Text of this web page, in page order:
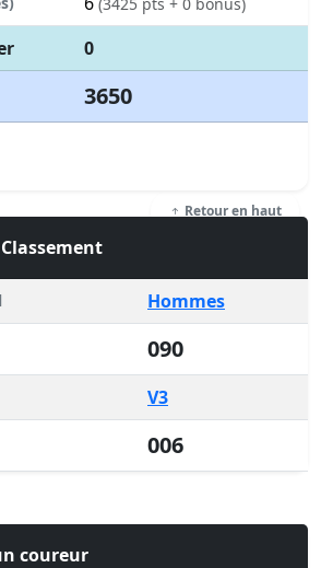
0
3650
Retour en haut
Hommes
090
V3
006
coureur